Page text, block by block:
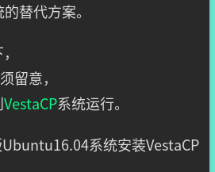
替代方案。
留意，
VestaCP系统运行。
系统安装VestaCP